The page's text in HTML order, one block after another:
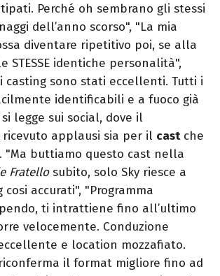
Perché oh sembrano gli stessi
dell’anno scorso", "La mia
diventare ripetitivo poi, se alla
STESSE identiche personalità",
casting sono stati eccellenti. Tutti i
identificabili e a fuoco già
legge sui social, dove il
ricevuto applausi sia per il castche
. "Ma buttiamo questo cast nella
Fratellosubito, solo Sky riesce a
accurati", "Programma
ti intrattiene fino all’ultimo
velocemente. Conduzione
e location mozzafiato.
il format migliore fino ad